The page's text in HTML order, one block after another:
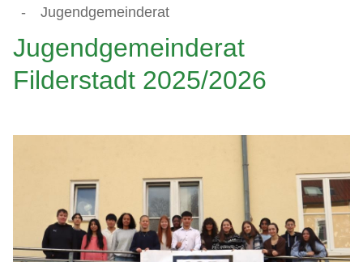
-
Jugendgemeinderat
Jugendgemeinderat
Filderstadt 2025/2026